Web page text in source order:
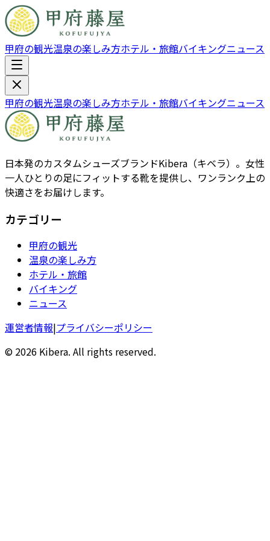
甲府の観光温泉の楽しみ方ホテル・旅館バイキングニュース
甲府の観光温泉の楽しみ方ホテル・旅館バイキングニュース
日本発のカスタムシューズブランドKibera（キベラ）。女性
一人ひとりの足にフィットする靴を提供し、ワンランク上の
快適さをお届けします。
カテゴリー
甲府の観光
温泉の楽しみ方
ホテル・旅館
バイキング
ニュース
運営者情報|プライバシーポリシー
© 2026 Kibera. All rights reserved.